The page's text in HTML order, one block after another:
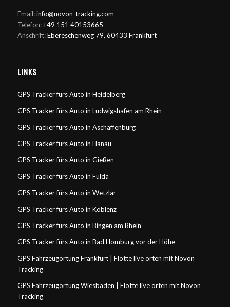
Email:info@novon-tracking.com
Telefon:+49 151 40153665
Anschrift:Ebereschenweg 79, 60433 Frankfurt
LINKS
GPS Tracker fürs Auto in Heidelberg
GPS Tracker fürs Auto in Ludwigshafen am Rhein
GPS Tracker fürs Auto in Aschaffenburg
GPS Tracker fürs Auto in Hanau
GPS Tracker fürs Auto in Gießen
GPS Tracker fürs Auto in Fulda
GPS Tracker fürs Auto in Wetzlar
GPS Tracker fürs Auto in Koblenz
GPS Tracker fürs Auto in Bingen am Rhein
GPS Tracker fürs Auto in Bad Homburg vor der Höhe
GPS Fahrzeugortung Frankfurt | Flotte live orten mit Novon
Tracking
GPS Fahrzeugortung Wiesbaden | Flotte live orten mit Novon
Tracking